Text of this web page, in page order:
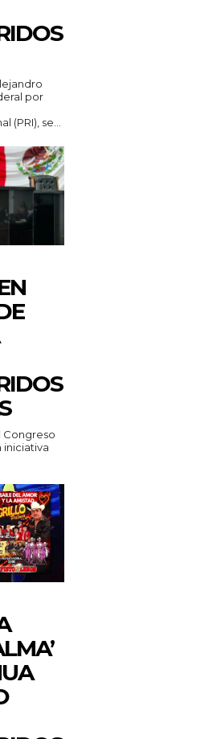
por
(PRI), se...
iniciativa